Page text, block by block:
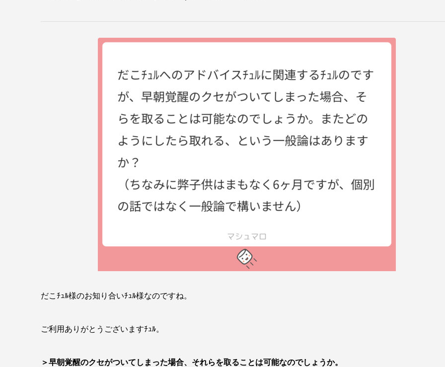
だこﾁｭﾙ様のお知り合いﾁｭﾙ様なのですね。
ご利用ありがとうございますﾁｭﾙ。
＞早朝覚醒のクセがついてしまった場合、それらを取ることは可能なのでしょうか。